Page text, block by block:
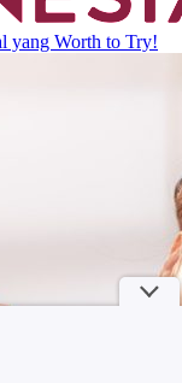
yang Worth to Try!